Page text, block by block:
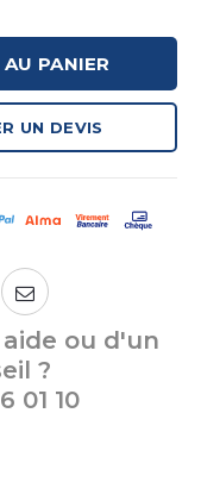
PANIER
UN DEVIS
ou d'un
?
01 10